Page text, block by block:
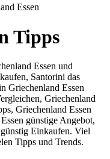
Essen
Tipps
Essen und
Santorini das
Griechenland Essen
Griechenland
Griechenland Essen
günstige Angebot,
Einkaufen. Viel
Tipps und Trends.